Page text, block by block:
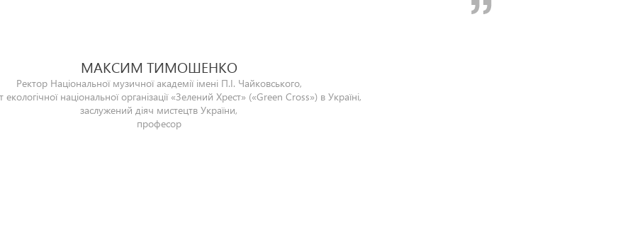
МАКСИМ ТИМОШЕНКО
Ректор Національної музичної академії імені П.І. Чайковського,
екологічної національної організації «Зелений Хрест» («Green Cross») в Україні,
заслужений діяч мистецтв України,
професор